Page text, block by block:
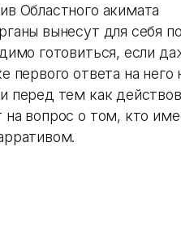
Областного акимата
вынесут для себя
готовиться, если
первого ответа на него
перед тем как
вопрос о том, кто